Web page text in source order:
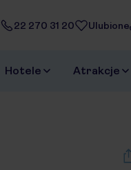
22 270 31 20 Ulubione
Hotele Atrakcje